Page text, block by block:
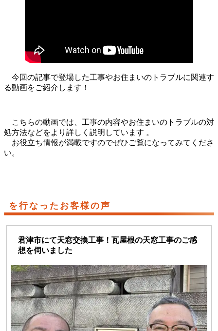
今回の記事で登場した工事やお住まいのトラブルに関連す
る動画をご紹介します！
こちらの動画では、工事の内容やお住まいのトラブルの対
処方法などをより詳しく説明しています 。
お役立ち情報が満載ですのでぜひご覧になってみてくださ
い。
を行なったお客様の声
君津市にて天窓交換工事！瓦屋根の天窓工事のご感
想を伺いました